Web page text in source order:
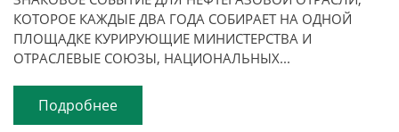
КОТОРОЕ КАЖДЫЕ ДВА ГОДА СОБИРАЕТ НА ОДНОЙ
ПЛОЩАДКЕ КУРИРУЮЩИЕ МИНИСТЕРСТВА И
ОТРАСЛЕВЫЕ СОЮЗЫ, НАЦИОНАЛЬНЫХ...
Подробнее